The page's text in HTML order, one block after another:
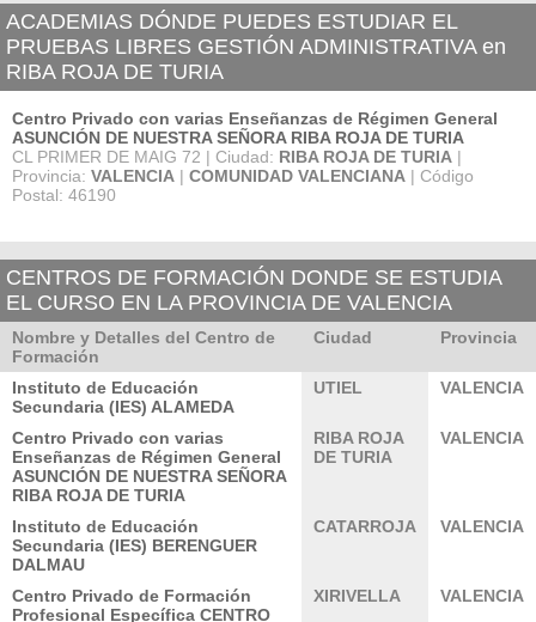
ACADEMIAS DÓNDE PUEDES ESTUDIAR EL
PRUEBAS LIBRES GESTIÓN ADMINISTRATIVA en
RIBA ROJA DE TURIA
Centro Privado con varias Enseñanzas de Régimen General
ASUNCIÓN DE NUESTRA SEÑORA RIBA ROJA DE TURIA
CL PRIMER DE MAIG 72 | Ciudad: RIBA ROJA DE TURIA |
Provincia: VALENCIA | COMUNIDAD VALENCIANA | Código
Postal: 46190
CENTROS DE FORMACIÓN DONDE SE ESTUDIA
EL CURSO EN LA PROVINCIA DE VALENCIA
Nombre y Detalles del Centro de
Formación
Ciudad Provincia
Instituto de Educación
Secundaria (IES) ALAMEDA
UTIEL VALENCIA
Centro Privado con varias
Enseñanzas de Régimen General
ASUNCIÓN DE NUESTRA SEÑORA
RIBA ROJA DE TURIA
RIBA ROJA
DE TURIA
VALENCIA
Instituto de Educación
Secundaria (IES) BERENGUER
DALMAU
CATARROJA VALENCIA
Centro Privado de Formación
Profesional Específica CENTRO
XIRIVELLA VALENCIA